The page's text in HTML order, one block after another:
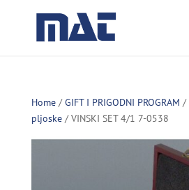
Home/GIFT I PRIGODNI PROGRAM /
pljoske/ VINSKI SET 4/1 7-0538